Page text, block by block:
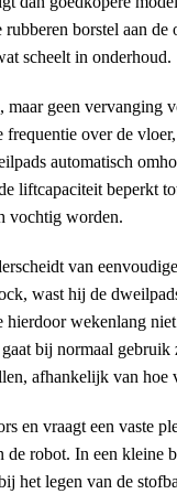
borstel aan
scheelt in onderhoud.
geen vervanging
over de
automatisch
liftcapaciteit beperkt
vochtig worden.
van
wast hij de
wekenlang
bij normaal gebruik
afhankelijk van hoe
en vraagt een vaste
robot. In een kleine
het legen van de